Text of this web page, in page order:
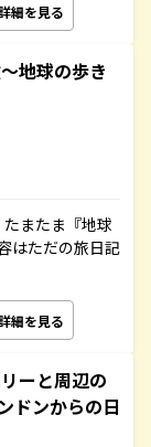
細を見る
地球の歩き
またま『地球
はただの旅日記
細を見る
ーと周辺の
ドンからの日